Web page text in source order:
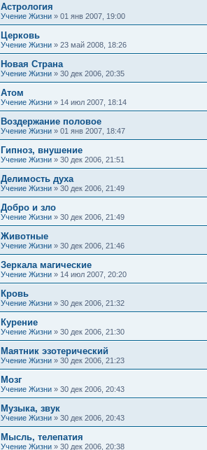
Астрология
Учение Жизни » 01 янв 2007, 19:00
Церковь
Учение Жизни » 23 май 2008, 18:26
Новая Страна
Учение Жизни » 30 дек 2006, 20:35
Атом
Учение Жизни » 14 июл 2007, 18:14
Воздержание половое
Учение Жизни » 01 янв 2007, 18:47
Гипноз, внушение
Учение Жизни » 30 дек 2006, 21:51
Делимость духа
Учение Жизни » 30 дек 2006, 21:49
Добро и зло
Учение Жизни » 30 дек 2006, 21:49
Животные
Учение Жизни » 30 дек 2006, 21:46
Зеркала магические
Учение Жизни » 14 июл 2007, 20:20
Кровь
Учение Жизни » 30 дек 2006, 21:32
Курение
Учение Жизни » 30 дек 2006, 21:30
Маятник эзотерический
Учение Жизни » 30 дек 2006, 21:23
Мозг
Учение Жизни » 30 дек 2006, 20:43
Музыка, звук
Учение Жизни » 30 дек 2006, 20:43
Мысль, телепатия
Учение Жизни » 30 дек 2006, 20:38